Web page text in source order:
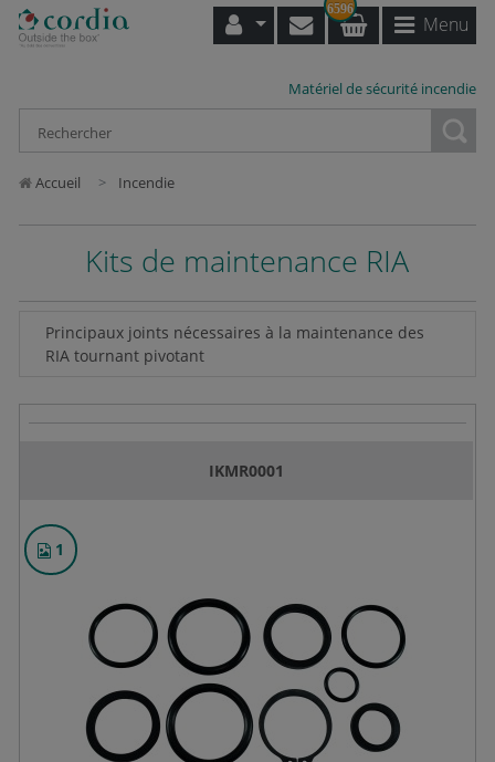
6596
Menu
Matériel de sécurité incendie
Accueil Incendie
Kits de maintenance RIA
Principaux joints nécessaires à la maintenance des
RIA tournant pivotant
IKMR0001
1